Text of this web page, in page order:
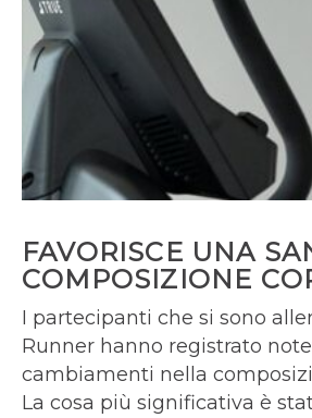
FAVORISCE UNA
COMPOSIZIONE
I partecipanti che si sono
Runner hanno registrato
cambiamenti nella
La cosa più significativa è